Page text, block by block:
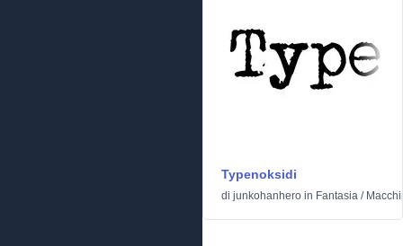
Typenoksidi
di junkohanhero in Fantasia /